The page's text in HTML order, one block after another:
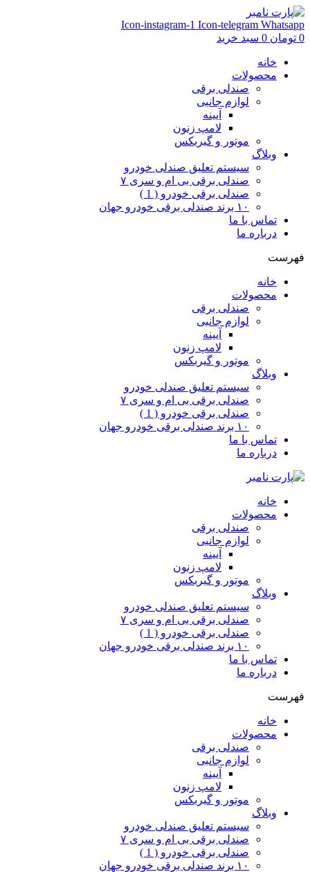
Icon-instagram-1 Icon-telegram Whatsapp
0 تومان 0 سبد خرید
خانه
محصولات
صندلی برقی
لوازم جانبی
آیینه
لامپ زنون
موتور و گیربکس
وبلاگ
سیستم تعلیق صندلی خودرو
صندلی برقی بی ام و سری ۷
صندلی برقی خودرو ( 1 )
۱۰ برند صندلی برقی خودرو جهان
تماس با ما
درباره ما
فهرست
خانه
محصولات
صندلی برقی
لوازم جانبی
آیینه
لامپ زنون
موتور و گیربکس
وبلاگ
سیستم تعلیق صندلی خودرو
صندلی برقی بی ام و سری ۷
صندلی برقی خودرو ( 1 )
۱۰ برند صندلی برقی خودرو جهان
تماس با ما
درباره ما
خانه
محصولات
صندلی برقی
لوازم جانبی
آیینه
لامپ زنون
موتور و گیربکس
وبلاگ
سیستم تعلیق صندلی خودرو
صندلی برقی بی ام و سری ۷
صندلی برقی خودرو ( 1 )
۱۰ برند صندلی برقی خودرو جهان
تماس با ما
درباره ما
فهرست
خانه
محصولات
صندلی برقی
لوازم جانبی
آیینه
لامپ زنون
موتور و گیربکس
وبلاگ
سیستم تعلیق صندلی خودرو
صندلی برقی بی ام و سری ۷
صندلی برقی خودرو ( 1 )
۱۰ برند صندلی برقی خودرو جهان